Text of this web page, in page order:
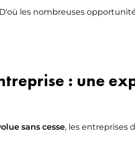
les nombreuses
: une
sans cesse, les entreprises